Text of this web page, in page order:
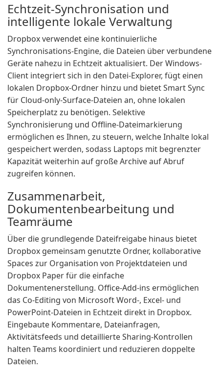
Echtzeit-Synchronisation und
intelligente lokale Verwaltung
Dropbox verwendet eine kontinuierliche
Synchronisations-Engine, die Dateien über verbundene
Geräte nahezu in Echtzeit aktualisiert. Der Windows-
Client integriert sich in den Datei-Explorer, fügt einen
lokalen Dropbox-Ordner hinzu und bietet Smart Sync
für Cloud-only-Surface-Dateien an, ohne lokalen
Speicherplatz zu benötigen. Selektive
Synchronisierung und Offline-Dateimarkierung
ermöglichen es Ihnen, zu steuern, welche Inhalte lokal
gespeichert werden, sodass Laptops mit begrenzter
Kapazität weiterhin auf große Archive auf Abruf
zugreifen können.
Zusammenarbeit,
Dokumentenbearbeitung und
Teamräume
Über die grundlegende Dateifreigabe hinaus bietet
Dropbox gemeinsam genutzte Ordner, kollaborative
Spaces zur Organisation von Projektdateien und
Dropbox Paper für die einfache
Dokumentenerstellung. Office-Add-ins ermöglichen
das Co-Editing von Microsoft Word-, Excel- und
PowerPoint-Dateien in Echtzeit direkt in Dropbox.
Eingebaute Kommentare, Dateianfragen,
Aktivitätsfeeds und detaillierte Sharing-Kontrollen
halten Teams koordiniert und reduzieren doppelte
Dateien.